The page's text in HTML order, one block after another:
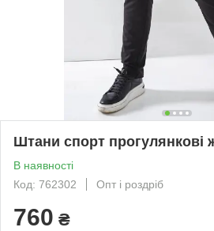
Штани спорт прогулянкові
В наявності
Код: 762302
Опт і роздріб
760 ₴